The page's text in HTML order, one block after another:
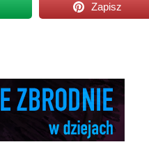
Zapisz